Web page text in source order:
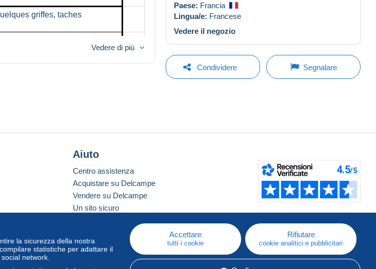
griffes, taches
Vedere di più
Paese: Francia
Lingua/e: Francese
Vedere il negozio
Condividere Segnalare
la sicurezza della nostra
statistiche per adattare il
network.
Accettare
tutti i cookie
Rifiutare
cookie analitici e pubblicitari
Aiuto
Centro assistenza
Acquistare su Delcampe
Vendere su Delcampe
Un sito sicuro